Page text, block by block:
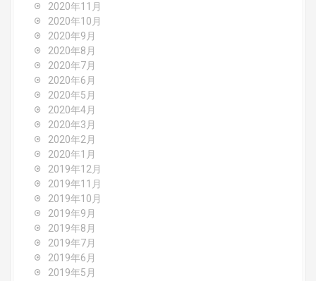
2020年11月
2020年10月
2020年9月
2020年8月
2020年7月
2020年6月
2020年5月
2020年4月
2020年3月
2020年2月
2020年1月
2019年12月
2019年11月
2019年10月
2019年9月
2019年8月
2019年7月
2019年6月
2019年5月